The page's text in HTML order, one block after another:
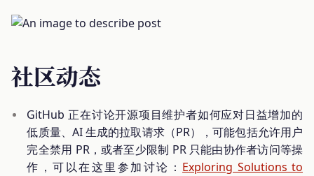
社区动态
GitHub 正在讨论开源项目维护者如何应对日益增加的
低质量、AI 生成的拉取请求（PR），可能包括允许用户
完全禁用 PR，或者至少限制 PR 只能由协作者访问等操
作，可以在这里参加讨论： Exploring Solutions to